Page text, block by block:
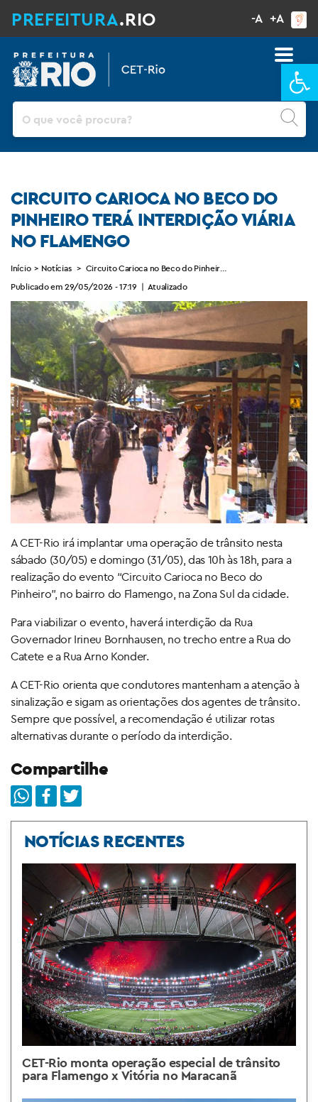
PREFEITURA.RIO -A +A
Pesquisar
CIRCUITO CARIOCA NO BECO DO
PINHEIRO TERÁ INTERDIÇÃO VIÁRIA
NO FLAMENGO
Início > Notícias > Circuito Carioca no Beco do Pinheiro terá interdição viária
Publicado em 29/05/2026 - 17:19 | Atualizado
A CET-Rio irá implantar uma operação de trânsito nesta
sábado (30/05) e domingo (31/05), das 10h às 18h, para a
realização do evento “Circuito Carioca no Beco do
Pinheiro”, no bairro do Flamengo, na Zona Sul da cidade.
Para viabilizar o evento, haverá interdição da Rua
Governador Irineu Bornhausen, no trecho entre a Rua do
Catete e a Rua Arno Konder.
A CET-Rio orienta que condutores mantenham a atenção à
sinalização e sigam as orientações dos agentes de trânsito.
Sempre que possível, a recomendação é utilizar rotas
alternativas durante o período da interdição.
Compartilhe
NOTÍCIAS RECENTES
CET-Rio monta operação especial de trânsito
para Flamengo x Vitória no Maracanã